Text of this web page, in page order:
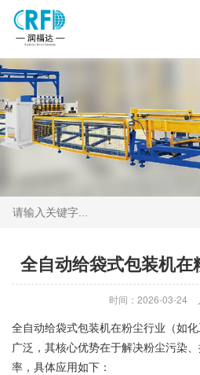
全自动给袋式包装机
时间：2026-03-24
全自动给袋式包装机在粉尘行业（如
广泛，其核心优势在于解决粉尘污染
率，具体应用如下：